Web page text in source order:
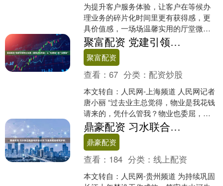
为提升客户服务体验，让客户在等候办
理业务的碎片化时间里更有获得感，更
具价值感，一场场温馨实用的厅堂微沙
龙活动正在三都农商银行各营业网点温
情上演。近日，三合分理处....
聚富配资 党建引领物业治理｜居民评议物业：从“吐槽会”到“议事会”
聚富配资
查看：67 分类：配资炒股
本文转自：人民网-上海频道 人民网记者
唐小丽 “过去业主总觉得，物业是我花钱
请来的，凭什么管我？物业也委屈，天
天干活，但到了居民眼里全是毛病。”曹
章清一开口，....
鼎豪配资 习水联合执法守护赤水河 为鱼类栖息保驾护航
鼎豪配资
查看： 184 分类：线上配资
本文转自：人民网-贵州频道 为持续巩固